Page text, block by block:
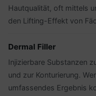
Hautqualität, oft mittels
den Lifting-Effekt von
Dermal Filler
Injizierbare Substanzen
und zur Konturierung.
umfassendes Ergebnis